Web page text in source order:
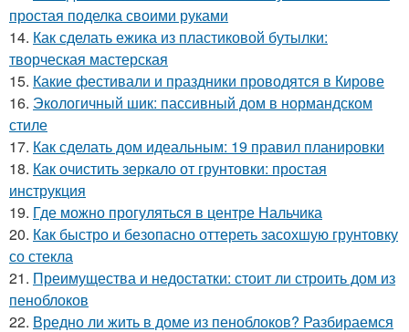
простая поделка своими руками
14. Как сделать ежика из пластиковой бутылки:
творческая мастерская
15. Какие фестивали и праздники проводятся в Кирове
16. Экологичный шик: пассивный дом в нормандском
стиле
17. Как сделать дом идеальным: 19 правил планировки
18. Как очистить зеркало от грунтовки: простая
инструкция
19. Где можно прогуляться в центре Нальчика
20. Как быстро и безопасно оттереть засохшую грунтовку
со стекла
21. Преимущества и недостатки: стоит ли строить дом из
пеноблоков
22. Вредно ли жить в доме из пеноблоков? Разбираемся